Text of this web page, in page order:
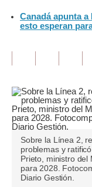
Editorial
Tendencias
Lujo
Viajes
Moda
Estilos
Canadá apunta
esto esperan
Sobre la Línea 2,
problemas y
Prieto, ministro del
para 2028.
Diario Gestión.